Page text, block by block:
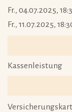
Fr., 04.07.2025,
Fr., 11.07.2025,
Kassenleistung